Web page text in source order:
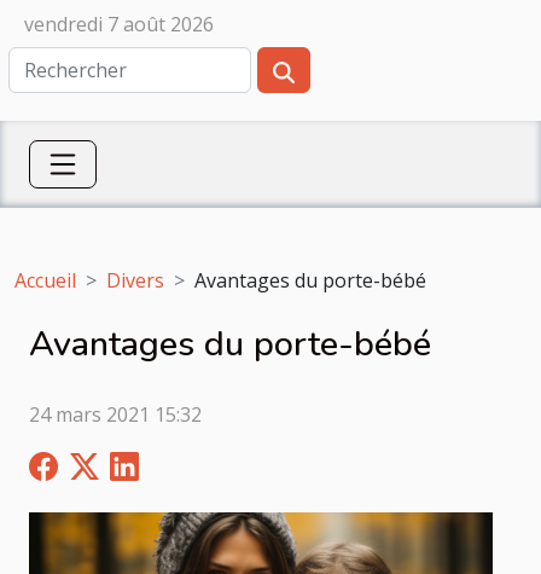
vendredi 7 août 2026
Accueil Divers Avantages du porte-bébé
Avantages du porte-bébé
24 mars 2021 15:32